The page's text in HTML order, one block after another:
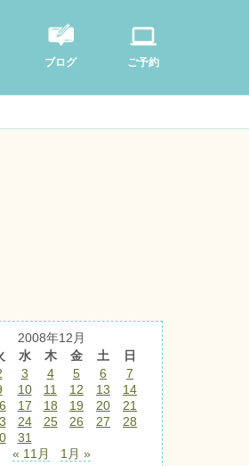
ブログ ご予約
2008年12月
水 木 金 土
日
3 4 5 6
7
10 11 12 13
14
17 18 19 20
21
24 25 26 27
28
31
« 11月
1月 »